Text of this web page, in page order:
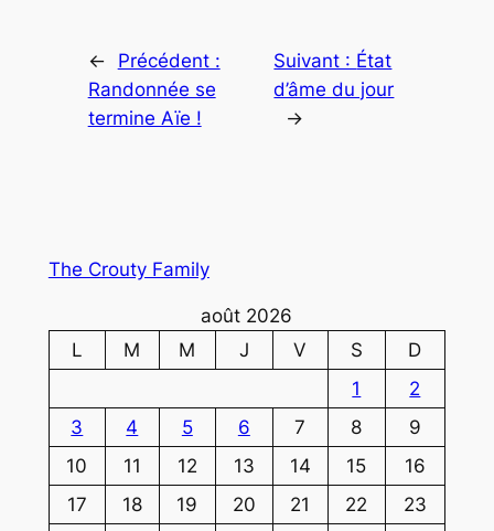
←
Précédent :
Randonnée se
termine Aïe !
Suivant : État
d’âme du jour
→
The Crouty Family
août 2026
L
M M J V S
D
1
2
3
4 5 6 7 8
9
10
11 12 13 14 15
16
17
18 19 20 21 22
23